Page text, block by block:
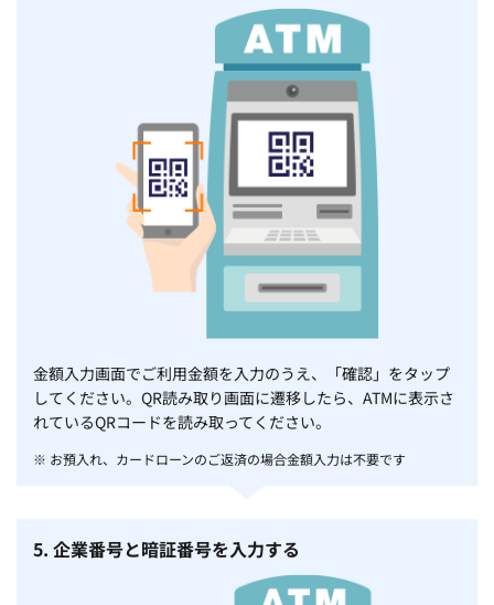
金額入力画面でご利用金額を入力のうえ、「確認」をタップ
してください。QR読み取り画面に遷移したら、ATMに表示さ
れているQRコードを読み取ってください。
※ お預入れ、カードローンのご返済の場合金額入力は不要です
5. 企業番号と暗証番号を入力する